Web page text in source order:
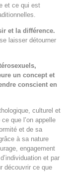
et ce qui est
et la différence.
laisser détourner
un concept et
conscient en
culturel et
que l’on appelle
et de sa
à sa nature
engagement
et par
découvrir ce que